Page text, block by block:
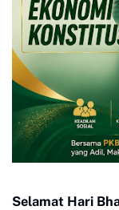
Selamat Hari